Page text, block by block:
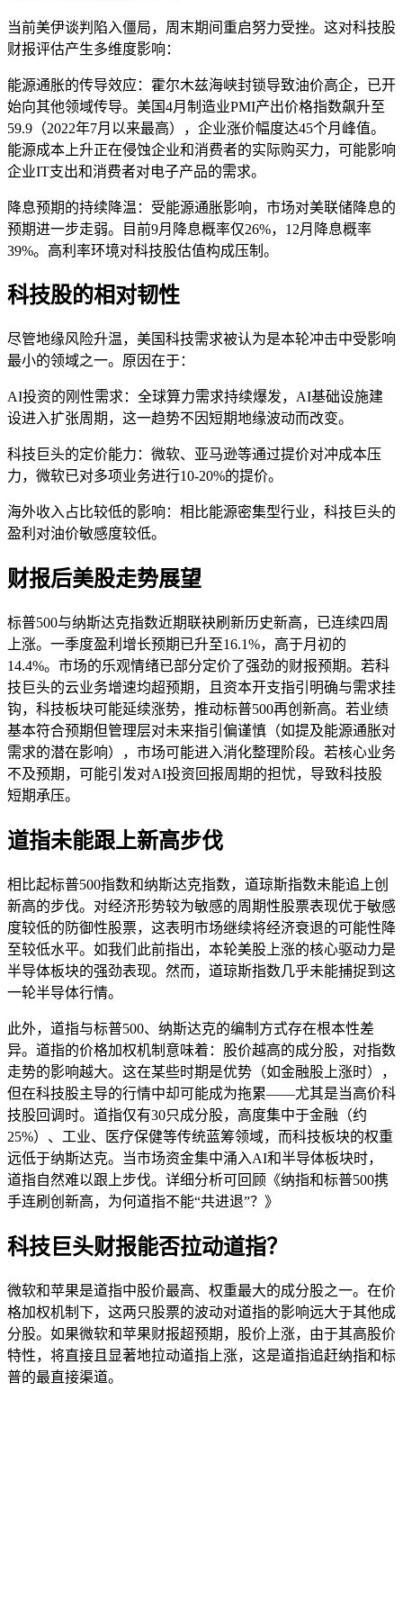
当前美伊谈判陷入僵局，周末期间重启努力受挫。这对科技股
财报评估产生多维度影响：
能源通胀的传导效应：霍尔木兹海峡封锁导致油价高企，已开
始向其他领域传导。美国4月制造业PMI产出价格指数飙升至
59.9（2022年7月以来最高），企业涨价幅度达45个月峰值。
能源成本上升正在侵蚀企业和消费者的实际购买力，可能影响
企业IT支出和消费者对电子产品的需求。
降息预期的持续降温：受能源通胀影响，市场对美联储降息的
预期进一步走弱。目前9月降息概率仅26%，12月降息概率
39%。高利率环境对科技股估值构成压制。
科技股的相对韧性
尽管地缘风险升温，美国科技需求被认为是本轮冲击中受影响
最小的领域之一。原因在于：
AI投资的刚性需求：全球算力需求持续爆发，AI基础设施建
设进入扩张周期，这一趋势不因短期地缘波动而改变。
科技巨头的定价能力：微软、亚马逊等通过提价对冲成本压
力，微软已对多项业务进行10-20%的提价。
海外收入占比较低的影响：相比能源密集型行业，科技巨头的
盈利对油价敏感度较低。
财报后美股走势展望
标普500与纳斯达克指数近期联袂刷新历史新高，已连续四周
上涨。一季度盈利增长预期已升至16.1%，高于月初的
14.4%。市场的乐观情绪已部分定价了强劲的财报预期。若科
技巨头的云业务增速均超预期，且资本开支指引明确与需求挂
钩，科技板块可能延续涨势，推动标普500再创新高。若业绩
基本符合预期但管理层对未来指引偏谨慎（如提及能源通胀对
需求的潜在影响），市场可能进入消化整理阶段。若核心业务
不及预期，可能引发对AI投资回报周期的担忧，导致科技股
短期承压。
道指未能跟上新高步伐
相比起标普500指数和纳斯达克指数，道琼斯指数未能追上创
新高的步伐。对经济形势较为敏感的周期性股票表现优于敏感
度较低的防御性股票，这表明市场继续将经济衰退的可能性降
至较低水平。如我们此前指出，本轮美股上涨的核心驱动力是
半导体板块的强劲表现。然而，道琼斯指数几乎未能捕捉到这
一轮半导体行情。
此外，道指与标普500、纳斯达克的编制方式存在根本性差
异。道指的价格加权机制意味着：股价越高的成分股，对指数
走势的影响越大。这在某些时期是优势（如金融股上涨时），
但在科技股主导的行情中却可能成为拖累——尤其是当高价科
技股回调时。道指仅有30只成分股，高度集中于金融（约
25%）、工业、医疗保健等传统蓝筹领域，而科技板块的权重
远低于纳斯达克。当市场资金集中涌入AI和半导体板块时，
道指自然难以跟上步伐。详细分析可回顾《纳指和标普500携
手连刷创新高，为何道指不能“共进退”？》
科技巨头财报能否拉动道指？
微软和苹果是道指中股价最高、权重最大的成分股之一。在价
格加权机制下，这两只股票的波动对道指的影响远大于其他成
分股。如果微软和苹果财报超预期，股价上涨，由于其高股价
特性，将直接且显著地拉动道指上涨，这是道指追赶纳指和标
普的最直接渠道。